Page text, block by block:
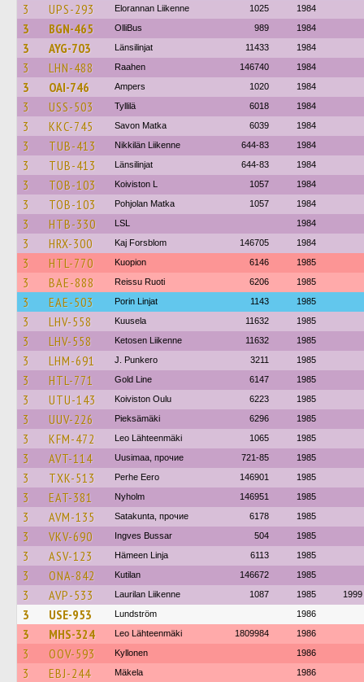
3 UPS-293 Elorannan Liikenne 1025 1984
3 BGN-465 OlliBus 989 1984
3 AYG-703 Länsilinjat 11433 1984
3 LHN-488 Raahen 146740 1984
3 OAI-746 Ampers 1020 1984
3 USS-503 Tyllilä 6018 1984
3 KKC-745 Savon Matka 6039 1984
3 TUB-413 Nikkilän Liikenne 644-83 1984
3 TUB-413 Länsilinjat 644-83 1984
3 TOB-103 Koiviston L 1057 1984
3 TOB-103 Pohjolan Matka 1057 1984
3 HTB-330 LSL 1984
3 HRX-300 Kaj Forsblom 146705 1984
3 HTL-770 Kuopion 6146 1985
3 BAE-888 Reissu Ruoti 6206 1985
3 EAE-503 Porin Linjat 1143 1985
3 LHV-558 Kuusela 11632 1985
3 LHV-558 Ketosen Liikenne 11632 1985
3 LHM-691 J. Punkero 3211 1985
3 HTL-771 Gold Line 6147 1985
3 UTU-143 Koiviston Oulu 6223 1985
3 UUV-226 Pieksämäki 6296 1985
3 KFM-472 Leo Lähteenmäki 1065 1985
3 AVT-114 Uusimaa, прочие 721-85 1985
3 TXK-513 Perhe Eero 146901 1985
3 EAT-381 Nyholm 146951 1985
3 AVM-135 Satakunta, прочие 6178 1985
3 VKV-690 Ingves Bussar 504 1985
3 ASV-123 Hämeen Linja 6113 1985
3 ONA-842 Kutilan 146672 1985
3 AVP-533 Laurilan Liikenne 1087 1985 1999
3 USE-953 Lundström 1986
3 MHS-324 Leo Lähteenmäki 1809984 1986
3 OOV-593 Kyllonen 1986
3 EBJ-244 Mäkela 1986